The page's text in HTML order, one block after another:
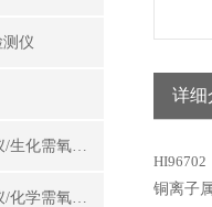
仪
BOD测定仪/BOD分析仪/生化需氧量测定仪
COD测定仪/COD分析仪/化学需氧量测定仪
详细
HI96702
铜离子